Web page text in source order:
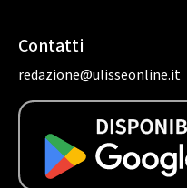
Contatti
redazione@ulisseonline.it